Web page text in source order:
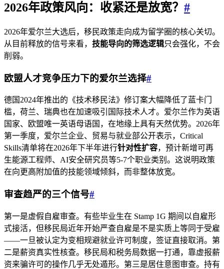
2026年政策风向：收紧还是放宽？ #
2026年爱尔兰大选后，移民政策走向成为留学圈的核心关切。
从目前释放的信号来看， 技能导向的筛选逻辑只会强化，不会
削弱。
欧盟人才竞争压力下的爱尔兰选择#
德国2024年推出的《技术移民法》修订案大幅降低了蓝卡门
槛，荷兰、瑞典也在加速吸引国际技术人才。爱尔兰作为英语
国家、欧盟唯一英语母语国，在地缘上具有天然优势。2026年
第一季度，爱尔兰企业、贸易与就业部公开表示，Critical
Skills清单将在2026年下半年进行针对性扩容，预计新增可再
生能源工程师、AI安全研究员等5-7个职业类别。这说明政策
在向更高附加值的技能领域倾斜，而非整体放宽。
审查趋严的三个信号#
第一是虚假自雇审查。有些毕业生在 Stamp 1G 期间以自雇形
式接活，但移民局近年开始严查自雇是不是实质上等同于受雇
——一旦被认定为变相规避就业许可制度，签证直接取消。第
二是薪资真实性核查。移民局和税务局数据一打通，靠虚报薪
资来骗许可的操作几乎无处遁形。第三是居住意图审查。持有